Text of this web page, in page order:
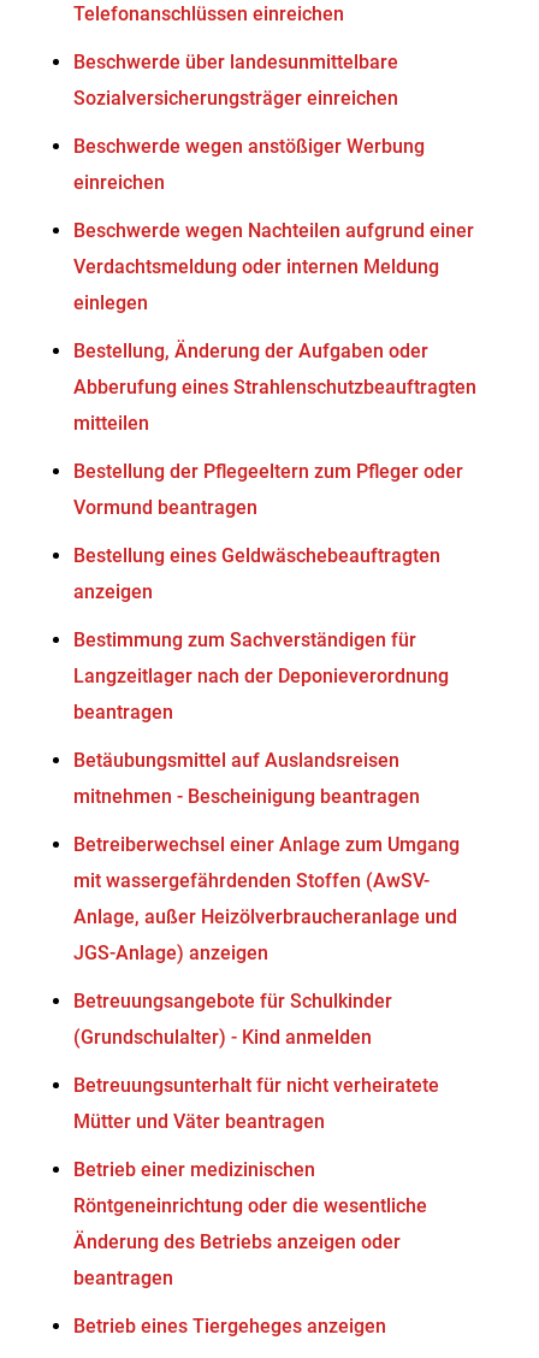
Telefonanschlüssen einreichen
Beschwerde über landesunmittelbare
Sozialversicherungsträger einreichen
Beschwerde wegen anstößiger Werbung
einreichen
Beschwerde wegen Nachteilen aufgrund einer
Verdachtsmeldung oder internen Meldung
einlegen
Bestellung, Änderung der Aufgaben oder
Abberufung eines Strahlenschutzbeauftragten
mitteilen
Bestellung der Pflegeeltern zum Pfleger oder
Vormund beantragen
Bestellung eines Geldwäschebeauftragten
anzeigen
Bestimmung zum Sachverständigen für
Langzeitlager nach der Deponieverordnung
beantragen
Betäubungsmittel auf Auslandsreisen
mitnehmen - Bescheinigung beantragen
Betreiberwechsel einer Anlage zum Umgang
mit wassergefährdenden Stoffen (AwSV-
Anlage, außer Heizölverbraucheranlage und
JGS-Anlage) anzeigen
Betreuungsangebote für Schulkinder
(Grundschulalter) - Kind anmelden
Betreuungsunterhalt für nicht verheiratete
Mütter und Väter beantragen
Betrieb einer medizinischen
Röntgeneinrichtung oder die wesentliche
Änderung des Betriebs anzeigen oder
beantragen
Betrieb eines Tiergeheges anzeigen